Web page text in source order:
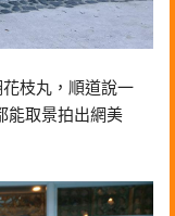
枝丸，順道說一
能取景拍出網美